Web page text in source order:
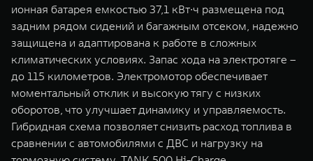
ионная батарея емкостью 37,1 кВт∙ч размещена под
задним рядом сидений и багажным отсеком, надежно
защищена и адаптирована к работе в сложных
климатических условиях. Запас хода на электротяге –
до 115 километров. Электромотор обеспечивает
моментальный отклик и высокую тягу с низких
оборотов, что улучшает динамику и управляемость.
Гибридная схема позволяет снизить расход топлива в
сравнении с автомобилями с ДВС и нагрузку на